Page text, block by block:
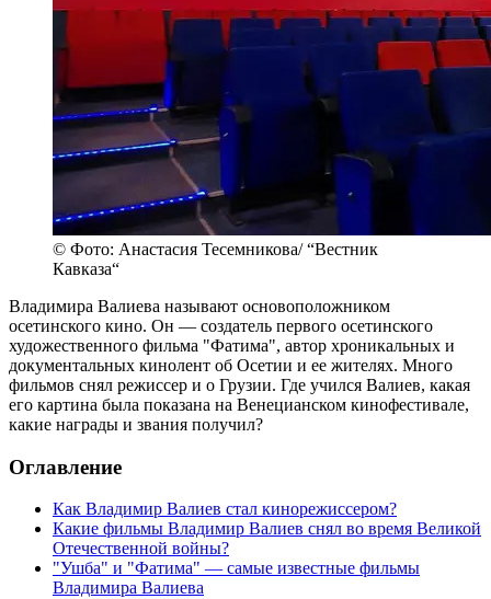
© Фото: Анастасия Тесемникова/ “Вестник
Кавказа“
Владимира Валиева называют основоположником
осетинского кино. Он — создатель первого осетинского
художественного фильма "Фатима", автор хроникальных и
документальных кинолент об Осетии и ее жителях. Много
фильмов снял режиссер и о Грузии. Где учился Валиев, какая
его картина была показана на Венецианском кинофестивале,
какие награды и звания получил?
Оглавление
Как Владимир Валиев стал кинорежиссером?
Какие фильмы Владимир Валиев снял во время Великой
Отечественной войны?
"Ушба" и "Фатима" — самые известные фильмы
Владимира Валиева